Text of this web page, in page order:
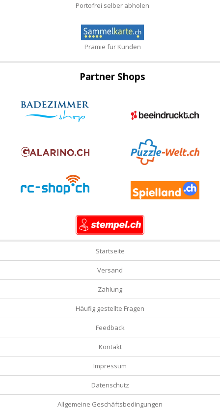
Portofrei selber abholen
Prämie für Kunden
Partner Shops
Startseite
Versand
Zahlung
Häufig gestellte Fragen
Feedback
Kontakt
Impressum
Datenschutz
Allgemeine Geschäftsbedingungen